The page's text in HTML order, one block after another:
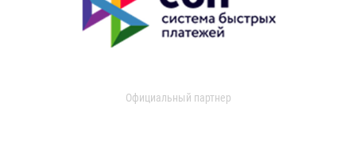
Официальный партнер